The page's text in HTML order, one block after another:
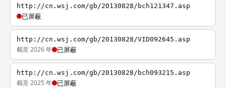
http://cn.wsj.com/gb/20130828/bch121347.asp
已屏蔽
http://cn.wsj.com/gb/20130828/VID092645.asp
截至 2026 年 已屏蔽
http://cn.wsj.com/gb/20130828/bch093215.asp
截至 2025 年 已屏蔽